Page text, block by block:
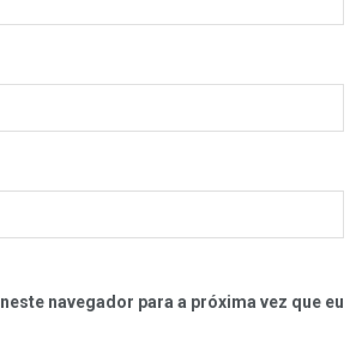
navegador para a próxima vez que eu